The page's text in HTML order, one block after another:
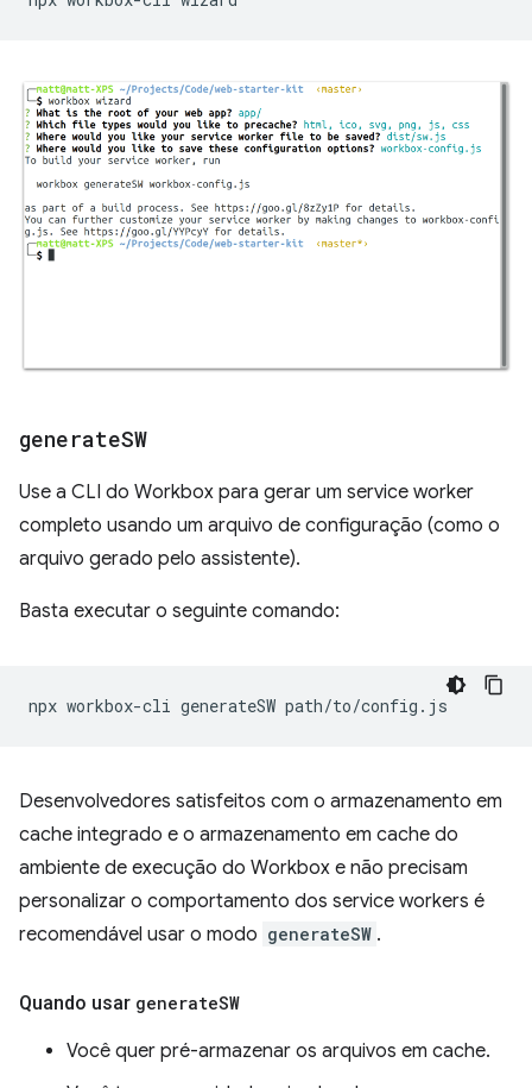
generateSW
Use a CLI do Workbox para gerar um service worker
completo usando um arquivo de configuração (como o
arquivo gerado pelo assistente).
Basta executar o seguinte comando:
npx workbox-cli generateSW
Desenvolvedores satisfeitos com o armazenamento em
cache integrado e o armazenamento em cache do
ambiente de execução do Workbox e não precisam
personalizar o comportamento dos service workers é
recomendável usar o modo generateSW .
Quando usar generateSW
Você quer pré-armazenar os arquivos em cache.